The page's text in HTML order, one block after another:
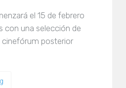
el 15 de febrero
con una selección de
posterior